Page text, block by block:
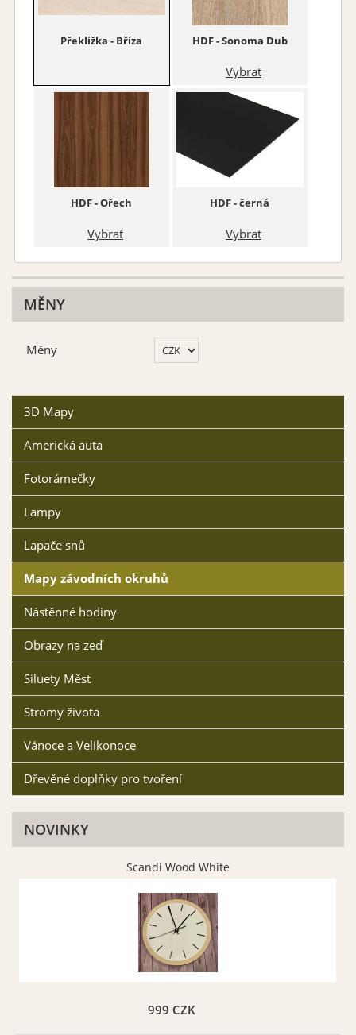
Překližka - Bříza HDF - Sonoma Dub
Vybrat
HDF - Ořech
Vybrat
HDF - černá
Vybrat
MĚNY
Měny
3D Mapy
Americká auta
Fotorámečky
Lampy
Lapače snů
Mapy závodních okruhů
Nástěnné hodiny
Obrazy na zeď
Siluety Měst
Stromy života
Vánoce a Velikonoce
Dřevěné doplňky pro tvoření
NOVINKY
Scandi Wood White
999 CZK